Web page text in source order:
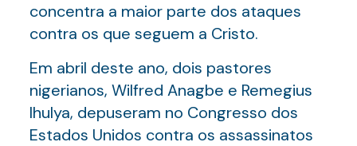
concentra a maior parte dos ataques
contra os que seguem a Cristo.
Em abril deste ano, dois pastores
nigerianos, Wilfred Anagbe e Remegius
Ihulya, depuseram no Congresso dos
Estados Unidos contra os assassinatos